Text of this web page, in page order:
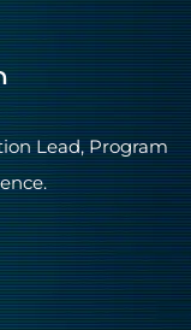
Lead, Program